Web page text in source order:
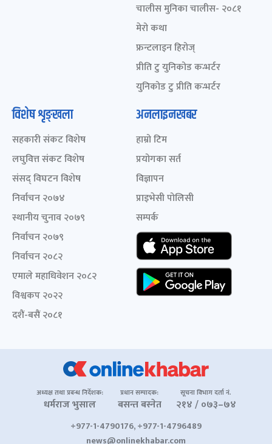
चालीस मुनिका चालीस- २०८१
मेरो कथा
फ्रन्टलाइन हिरोज्
प्रीति टु युनिकोड कन्भर्टर
युनिकोड टु प्रीति कन्भर्टर
विशेष शृङ्खला
सहकारी संकट विशेष
लघुवित्त संकट विशेष
संसद् विघटन विशेष
निर्वाचन २०७४
स्थानीय चुनाव २०७९
निर्वाचन २०७९
निर्वाचन २०८२
एमाले महाधिवेशन २०८२
विश्वकप २०२२
दशैं-बसैं २०८१
अनलाइनखबर
हाम्रो टिम
प्रयोगका सर्त
विज्ञापन
प्राइभेसी पोलिसी
सम्पर्क
अध्यक्ष तथा प्रबन्ध निर्देशक:
धर्मराज भुसाल
प्रधान सम्पादक:
बसन्त बस्नेत
सूचना विभाग दर्ता नं.
२१४ / ०७३–७४
+977-1-4790176, +977-1-4796489
news@onlinekhabar.com